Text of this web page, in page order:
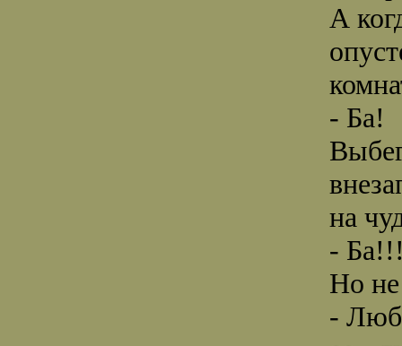
А
- Ба!
на
-
Но
-